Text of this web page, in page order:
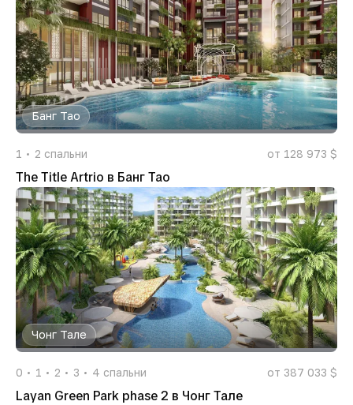
Банг Тао
1 2 спальни от 128 973 $
The Title Artrio в Банг Тао
Чонг Тале
0 1 2 3 4 спальни от 387 033 $
Layan Green Park phase 2 в Чонг Тале